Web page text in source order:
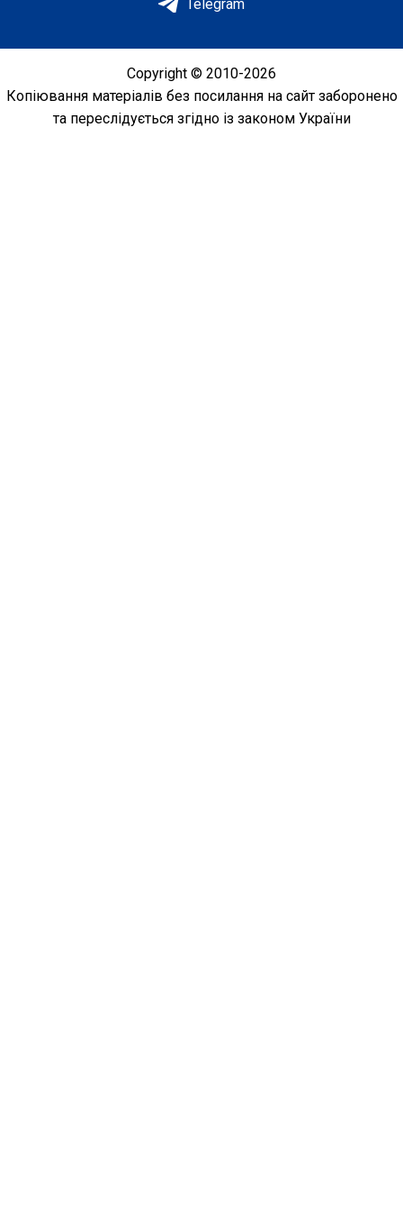
Telegram
Copyright © 2010-2026
Копіювання матеріалів без посилання на сайт заборонено
та переслідується згідно із законом України